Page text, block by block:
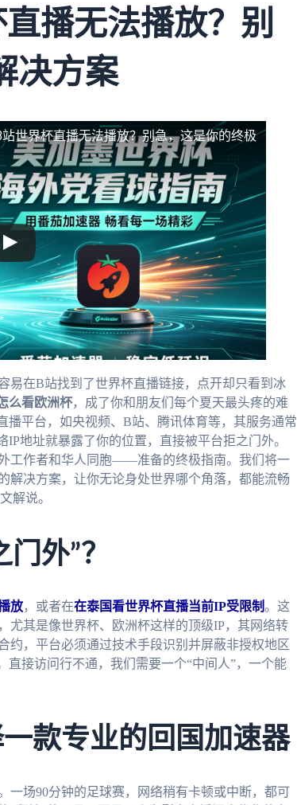
播无法播放？别
决方案
世界杯直播无法播放？别急，这是你的终极
易在B站找到了世界杯直播链接，点开却只看到冰
么看欧洲杯，成了你和朋友们每个夏天最头疼的难
播平台，如央视频、B站、腾讯体育等，其服务通常
地址就暴露了你的位置，直接被平台拒之门外。
工作者和华人同胞——准备的终极指南。我们将一
解决方案，让你无论身处世界哪个角落，都能流畅
解说。
外”？
放，或者在在泰国看世界杯直播当前IP受限制。这
尤其是像世界杯、欧洲杯这样的顶级IP，其网络转
约，平台必须通过技术手段识别并屏蔽非授权地区
接访问行不通，我们需要一个“中间人”，一个能
款专业的回国加速器
一场90分钟的足球赛，网络稍有卡顿或中断，都可